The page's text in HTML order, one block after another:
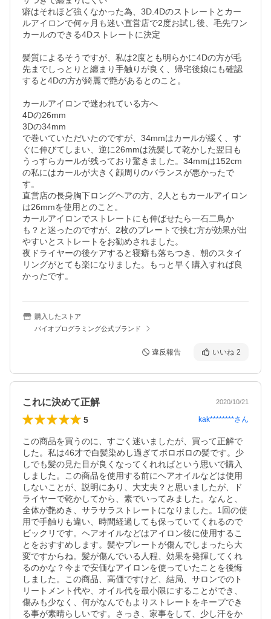
癖はそれほど強くなかった為、3D.4Dのストレートとカー
ルアイロンで何ヶ月も迷い直営店で2度お試し後、毛先ワン
カールのできる4Dストレートに決定
髪質によるそうですが、私は2度とも明らかに4Dの方が毛
先までしっとりと纏まり手触りが良く、帰宅後娘にも確認
すると4Dの方が綺麗で艶があるとのこと。
カールアイロンで迷われている方へ
4Dの26mm
3Dの34mm
で巻いていただいたのですが、34mmはカールが緩く、す
ぐに伸びてしまい、逆に26mmは洗髪して乾かした翌日も
うっすらカールが残っており驚きました。34mmは152cm
の私にはカールが大きく顔周りのバランスが悪かったで
す。
直営店の長身胸下ロングヘアの方、2人ともカールアイロン
は26mmを使用とのこと。
カールアイロンでストレートにも伸ばせたら一石二鳥か
も？と迷ったのですが、2枚のプレートで挟む方が効果が出
やすいとストレートをお勧めされました。
夜ドライヤーの後ケアすると寝癖も落ちつき、朝のスタイ
リングがとても楽になりました。もっと早く購入すれば良
かったです。
購入したストア
バイオプログラミング公式ブランド
違反報告 いいね 2
これに決めて正解 2020/10/21
5 kak********さん
この商品を買うのに、すごく迷いましたが、買って正解で
した。私は46才で白髪染めし過ぎてボロボロの髪です。少
しでも髪の見た目が良くなってくれればという思いで購入
しました。この商品を使用する前にヘアオイルなどは使用
しないことが、説明にあり、大丈夫？と思いましたが、ド
ライヤーで乾かしてから、素でいってみました。なんと、
全体が艶めき、サラサラストレートになりました。1回の使
用で手触りも違い、時間経過しても保っていてくれるので
ビックリです。ヘアオイルなどはアイロン後に使用するこ
とをおすすめします。髪やプレートが傷んでしまったら大
変ですからね。髪が傷んでいる人程、効果を発揮してくれ
るのかな？今まで安価なアイロンを使っていたことを後悔
しました。この商品、高価ですけど、結局、サロンでのト
リートメント代や、オイル代を最小限にすることができ、
傷みも少なく、何がなんでもよりストレートをキープでき
る事が素晴らしいです。さっき、家事をして、少し汗をか